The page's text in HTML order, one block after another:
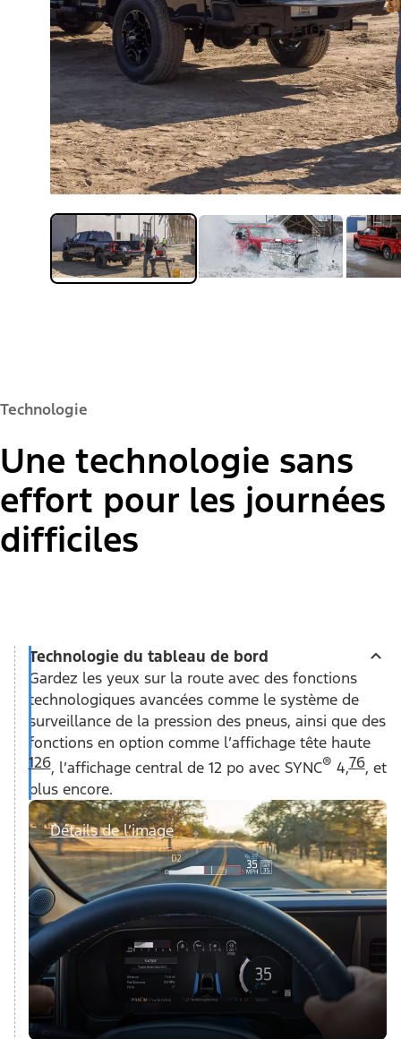
Technologie
Une technologie sans
effort pour les journées
difficiles
Technologie du tableau de bord
Gardez les yeux sur la route avec des fonctions
technologiques avancées comme le système de
surveillance de la pression des pneus, ainsi que des
fonctions en option comme l’affichage tête haute
126, l’affichage central de 12 po avec SYNC® 4,76, et
plus encore.
Détails de l’image